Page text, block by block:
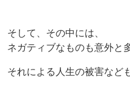
そして、その中には、
ネガティブなものも意外と
それによる人生の被害など